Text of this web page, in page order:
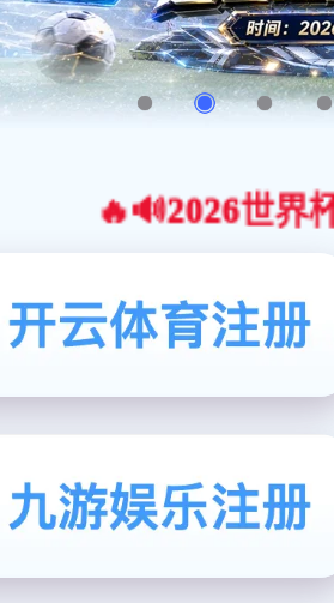
🔥🔊2026世界杯官网